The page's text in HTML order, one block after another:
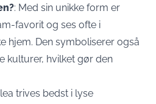
: Med sin unikke form er
favorit og ses ofte i
hjem. Den symboliserer også
kulturer, hvilket gør den
trives bedst i lyse